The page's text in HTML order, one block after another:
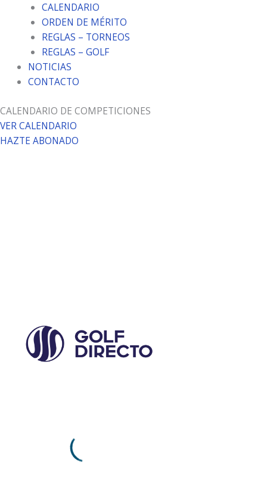
CALENDARIO
ORDEN DE MÉRITO
REGLAS – TORNEOS
REGLAS – GOLF
NOTICIAS
CONTACTO
CALENDARIO DE COMPETICIONES
VER CALENDARIO
HAZTE ABONADO